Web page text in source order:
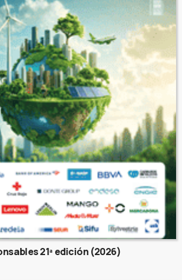
21ª edición (2026)